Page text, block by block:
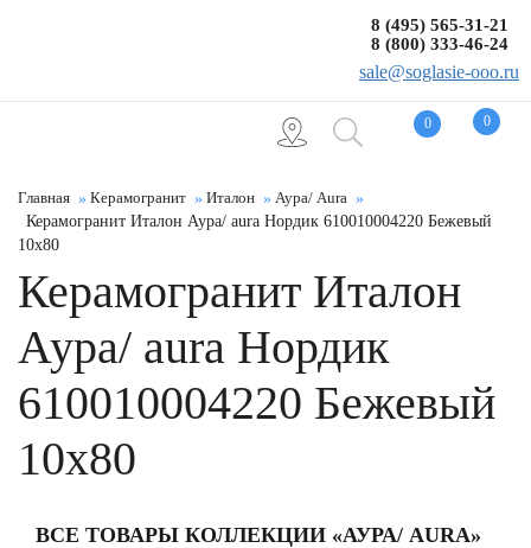
0 0
8 (495) 565-31-21
8 (800) 333-46-24
sale@soglasie-ooo.ru
Главная Керамогранит Италон
Аура/ Aura
Керамогранит Италон Аура/ aura Нордик 610010004220 Бежевый
10x80
Керамогранит Италон
Аура/ aura Нордик
610010004220 Бежевый
10x80
ВСЕ ТОВАРЫ КОЛЛЕКЦИИ «АУРА/ AURA»